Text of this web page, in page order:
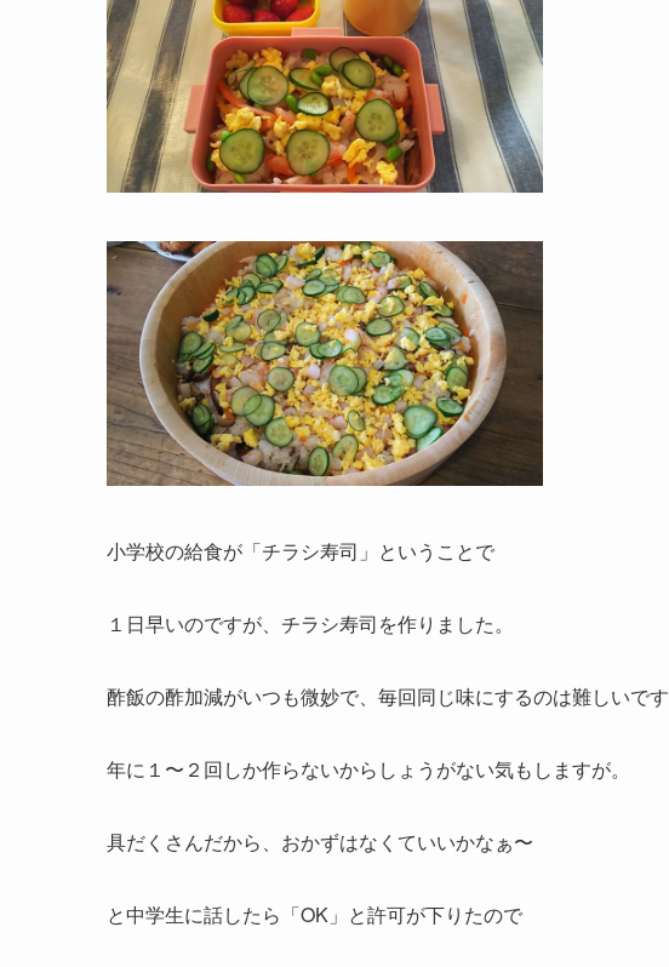
小学校の給食が「チラシ寿司」ということで
１日早いのですが、チラシ寿司を作りました。
酢飯の酢加減がいつも微妙で、毎回同じ味にするのは難しいです
年に１〜２回しか作らないからし ょうがない気もしますが。
具だくさんだから、おかずはなくていいかなぁ〜
と中学生に話したら「OK」と許可が下りたので